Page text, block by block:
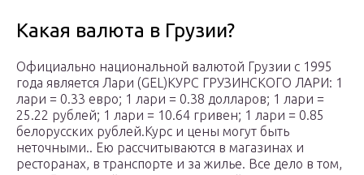
Какая валюта в Грузии?
Официально национальной валютой Грузии с 1995
года является Лари (GEL)КУРС ГРУЗИНСКОГО ЛАРИ: 1
лари = 0.33 евро; 1 лари = 0.38 долларов; 1 лари =
25.22 рублей; 1 лари = 10.64 гривен; 1 лари = 0.85
белорусских рублей.Курс и цены могут быть
неточными.. Ею рассчитываются в магазинах и
ресторанах, в транспорте и за жилье. Все дело в том,